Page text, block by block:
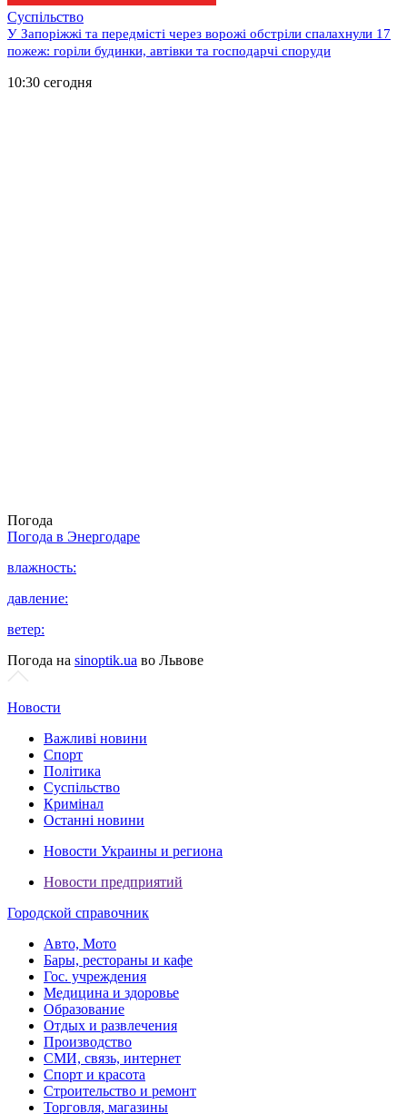
Суспільство
У Запоріжжі та передмісті через ворожі обстріли спалахнули 17
пожеж: горіли будинки, автівки та господарчі споруди
10:30 сегодня
Погода
Погода в Энергодаре
влажность:
давление:
ветер:
Погода на sinoptik.ua во Львове
Новости
Важливі новини
Спорт
Політика
Суспільство
Кримінал
Останні новини
Новости Украины и региона
Новости предприятий
Городской справочник
Авто, Мото
Бары, рестораны и кафе
Гос. учреждения
Медицина и здоровье
Образование
Отдых и развлечения
Производство
СМИ, связь, интернет
Спорт и красота
Строительство и ремонт
Торговля, магазины